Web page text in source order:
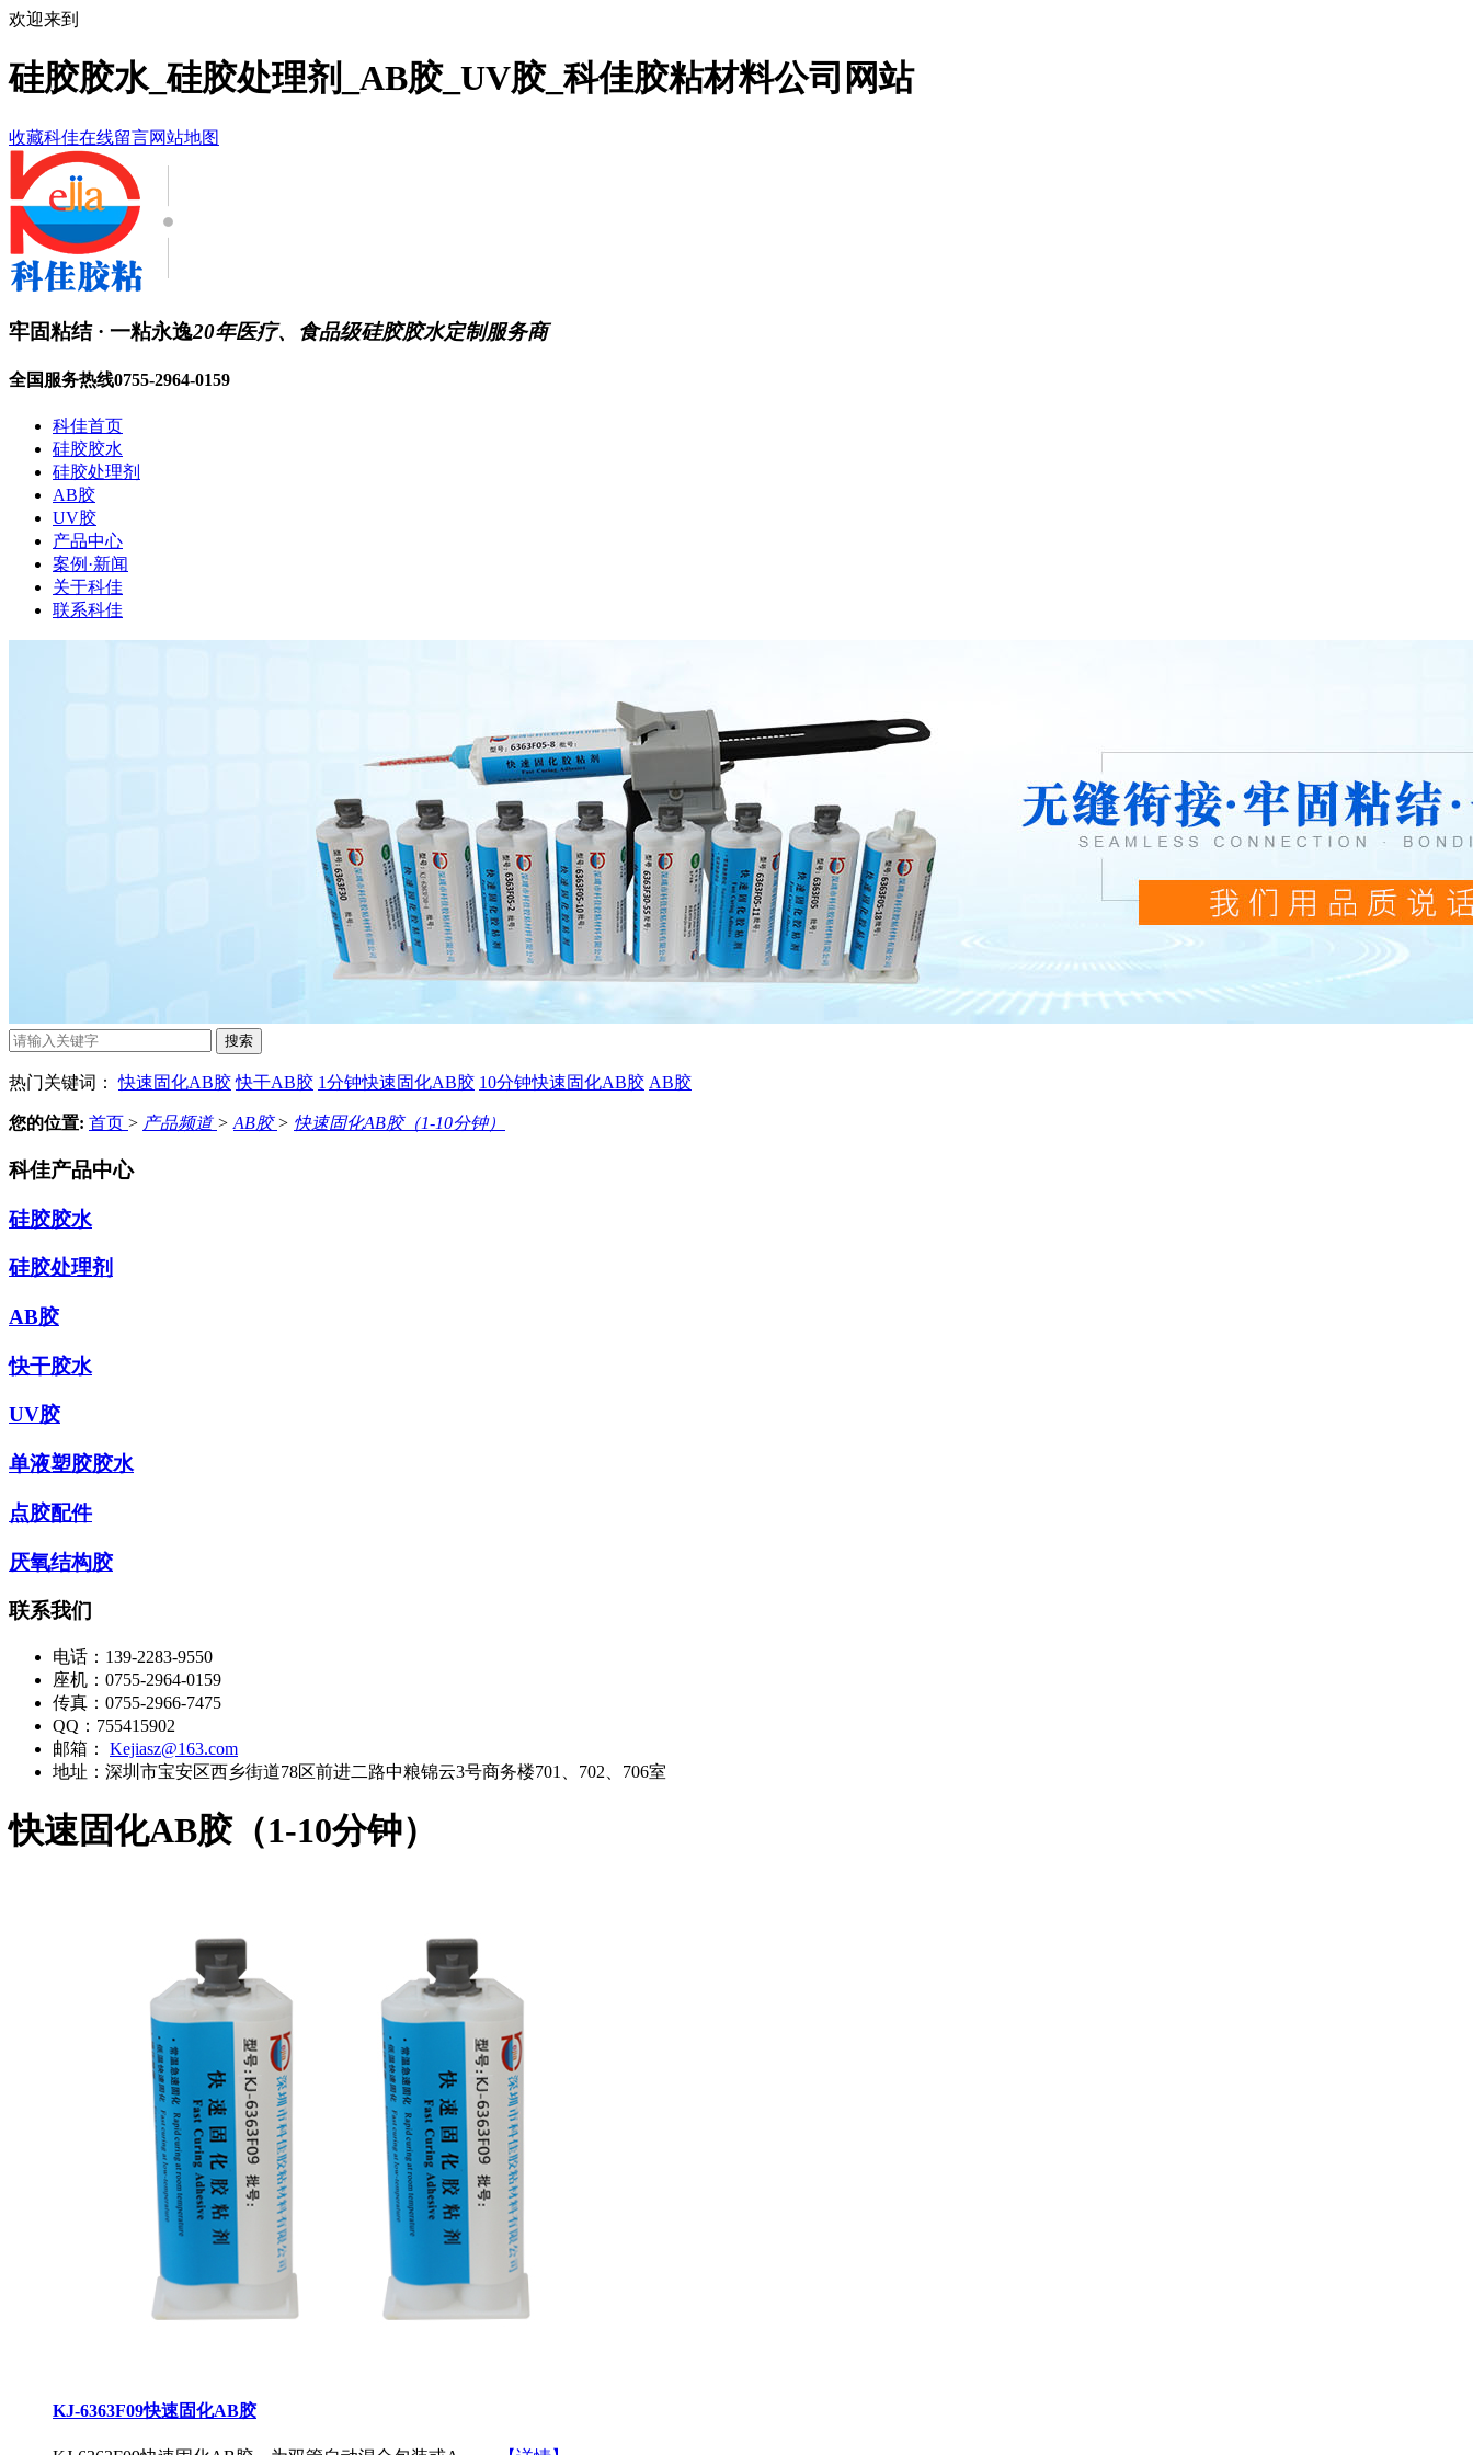
欢迎来到
硅胶胶水_硅胶处理剂_AB胶_UV胶_科佳胶粘材料公司网站
收藏科佳在线留言网站地图
牢固粘结 · 一粘永逸20年医疗、食品级硅胶胶水定制服务商
全国服务热线0755-2964-0159
科佳首页
硅胶胶水
硅胶处理剂
AB胶
UV胶
产品中心
案例·新闻
关于科佳
联系科佳
热门关键词：快速固化AB胶 快干AB胶 1分钟快速固化AB胶 10分钟快速固化AB胶 AB胶
您的位置: 首页 > 产品频道 > AB胶> 快速固化AB胶（1-10分钟）
科佳产品中心
硅胶胶水
硅胶处理剂
AB胶
快干胶水
UV胶
单液塑胶胶水
点胶配件
厌氧结构胶
联系我们
电话： 139-2283-9550
座机： 0755-2964-0159
传真： 0755-2966-7475
QQ： 755415902
邮箱：
Kejiasz@163.com
地址： 深圳市宝安区西乡街道78区前进二路中粮锦云3号商务楼701、702、706室
快速固化AB胶（1-10分钟）
KJ-6363F09快速固化AB胶